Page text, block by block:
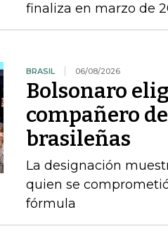
finaliza en marzo de
BRASIL 06/08/2026
Bolsonaro
compañero
brasileñas
La designación
quien se
fórmula